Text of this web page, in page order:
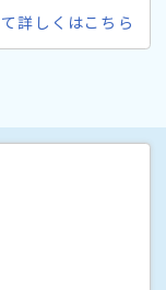
詳しくはこちら